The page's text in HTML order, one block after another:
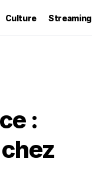
Culture Streaming
: